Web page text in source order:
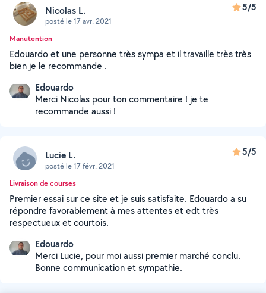
Nicolas L.
posté le 17 avr. 2021
5/5
Manutention
Edouardo et une personne très sympa et il travaille très très
bien je le recommande .
Edouardo
Merci Nicolas pour ton commentaire ! je te
recommande aussi !
Lucie L.
posté le 17 févr. 2021
5/5
Livraison de courses
Premier essai sur ce site et je suis satisfaite. Edouardo a su
répondre favorablement à mes attentes et edt très
respectueux et courtois.
Edouardo
Merci Lucie, pour moi aussi premier marché conclu.
Bonne communication et sympathie.